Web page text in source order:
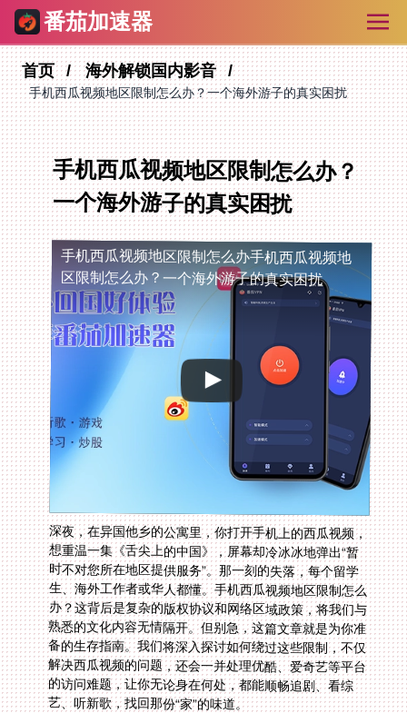
番茄加速器
首页 海外解锁国内影音
手机西瓜视频地区限制怎么办？一个海外游子的真实困扰
手机西瓜视频地区限制怎么办？
一个海外游子的真实困扰
手机西瓜视频地区限制怎么办手机西瓜视频地
区限制怎么办？一个海外游子的真实困扰
深夜，在异国他乡的公寓里，你打开手机上的西瓜视频，
想重温一集《舌尖上的中国》，屏幕却冷冰冰地弹出“暂
时不对您所在地区提供服务”。那一刻的失落，每个留学
生、海外工作者或华人都懂。手机西瓜视频地区限制怎么
办？这背后是复杂的版权协议和网络区域政策，将我们与
熟悉的文化内容无情隔开。但别急，这篇文章就是为你准
备的生存指南。我们将深入探讨如何绕过这些限制，不仅
解决西瓜视频的问题，还会一并处理优酷、爱奇艺等平台
的访问难题，让你无论身在何处，都能顺畅追剧、看综
艺、听新歌，找回那份“家”的味道。